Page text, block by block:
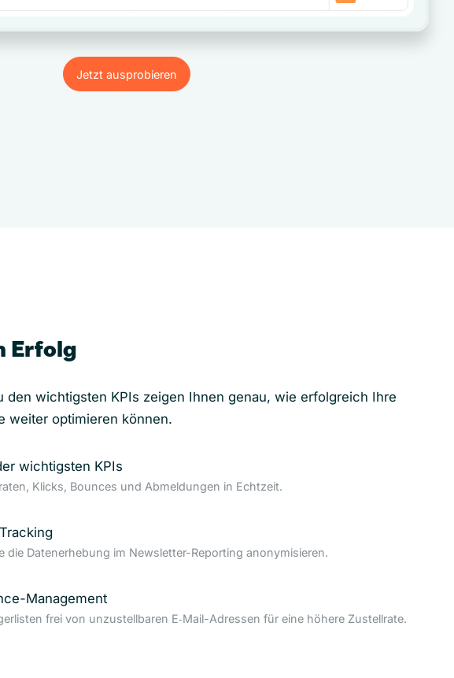
Jetzt ausprobieren
Jetzt ausprobieren
Erfolg
den wichtigsten KPIs zeigen Ihnen genau, wie erfolgreich Ihre
weiter optimieren können.
wichtigsten KPIs
Klicks, Bounces und Abmeldungen in Echtzeit.
die Datenerhebung im Newsletter-Reporting anonymisieren.
Management
frei von unzustellbaren E‑Mail-Adressen für eine höhere Zustellrate.